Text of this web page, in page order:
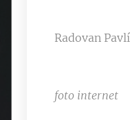
Radovan
foto internet